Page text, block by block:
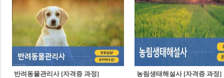
반려동물관리사 [자격증 과정] 농림생태해설사 [자격증 과정]